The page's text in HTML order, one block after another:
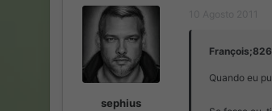
sephius
Quando eu